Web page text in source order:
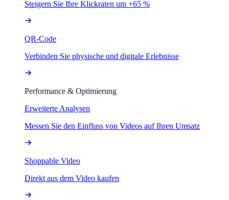
Steigern Sie Ihre Klickraten um +65 %
QR-Code
Verbinden Sie physische und digitale Erlebnisse
Performance & Optimierung
Erweiterte Analysen
Messen Sie den Einfluss von Videos auf Ihren Umsatz
Shoppable Video
Direkt aus dem Video kaufen